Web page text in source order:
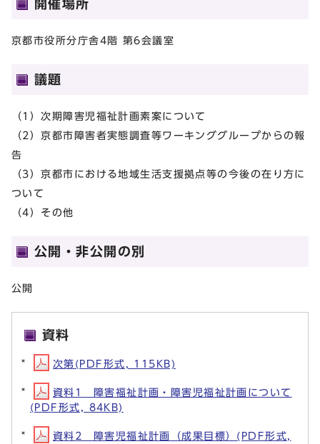
開催場所
京都市役所分庁舎4階 第6会議室
議題
（1）次期障害児福祉計画素案について
（2）京都市障害者実態調査等ワーキンググループからの報
告
（3）京都市における地域生活支援拠点等の今後の在り方に
ついて
（4）その他
公開・非公開の別
公開
資料
次第(PDF形式, 115KB)
資料1 障害福祉計画・障害児福祉計画について
(PDF形式, 84KB)
資料2 障害児福祉計画（成果目標）(PDF形式,